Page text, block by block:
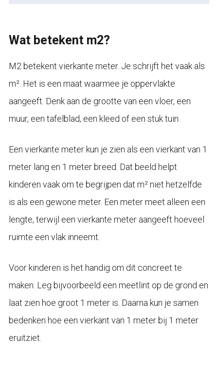
Wat betekent m2?
M2 betekent vierkante meter. Je schrijft het vaak als
m². Het is een maat waarmee je oppervlakte
aangeeft. Denk aan de grootte van een vloer, een
muur, een tafelblad, een kleed of een stuk tuin.
Een vierkante meter kun je zien als een vierkant van 1
meter lang en 1 meter breed. Dat beeld helpt
kinderen vaak om te begrijpen dat m² niet hetzelfde
is als een gewone meter. Een meter meet alleen een
lengte, terwijl een vierkante meter aangeeft hoeveel
ruimte een vlak inneemt.
Voor kinderen is het handig om dit concreet te
maken. Leg bijvoorbeeld een meetlint op de grond en
laat zien hoe groot 1 meter is. Daarna kun je samen
bedenken hoe een vierkant van 1 meter bij 1 meter
eruitziet.